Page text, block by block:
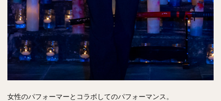
女性のパフォーマーとコラボしてのパフォーマンス。